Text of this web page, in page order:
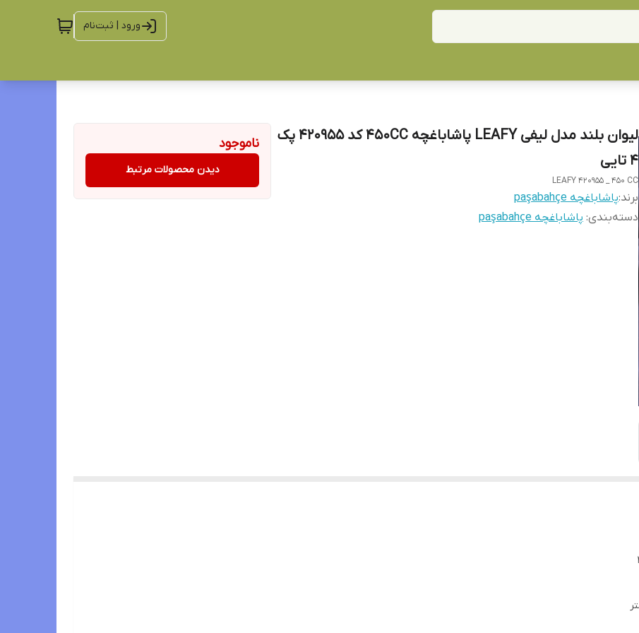
ورود | ثبت‌نام
لیوان بلند مدل لیفی LEAFY پاشاباغچه 450CC کد 420955 پک
4 تایی
LEAFY 420955 _ 450 CC
برند:پاشاباغچه paşabahçe
دسته‌بندی: پاشاباغچه paşabahçe
ناموجود
دیدن محصولات مرتبط